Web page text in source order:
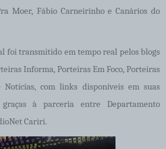
Moer, Fábio Carneirinho e Canários do
foi transmitido em tempo real pelos blogs
Informa, Porteiras Em Foco, Porteiras
Notícias, com links disponíveis em suas
à parceria entre Departamento
Cariri.